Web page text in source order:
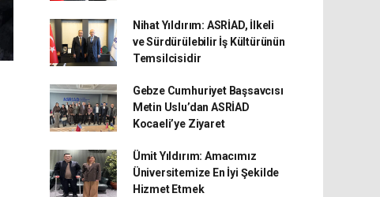
Nihat Yıldırım: ASRİAD, İlkeli
ve Sürdürülebilir İş Kültürünün
Temsilcisidir
Gebze Cumhuriyet Başsavcısı
Metin Uslu’dan ASRİAD
Kocaeli’ye Ziyaret
Ümit Yıldırım: Amacımız
Üniversitemize En İyi Şekilde
Hizmet Etmek